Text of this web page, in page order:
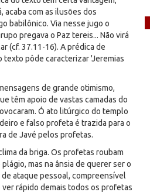
acaba com as ilusões dos
babilônico. Via nesse jugo o
pregava o Paz tereis... Não virá
(cf. 37.11-16). A prédica de
pôde caracterizar 'Jeremias
de grande otimismo,
têm apoio de vastas camadas do
Ó ato litúrgico do templo
e falso profeta é trazida para o
de Javé pelos profetas.
da briga. Os profetas roubam
mas na ânsia de querer ser o
ataque pessoal, compreensível
rápido demais todos os profetas